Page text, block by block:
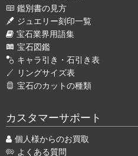
鑑別書の見方
ジュエリー刻印一覧
宝石業界用語集
宝石図鑑
キャラ引き・石引き表
リングサイズ表
宝石のカットの種類
カスタマーサポート
個人様からのお買取
よくある質問